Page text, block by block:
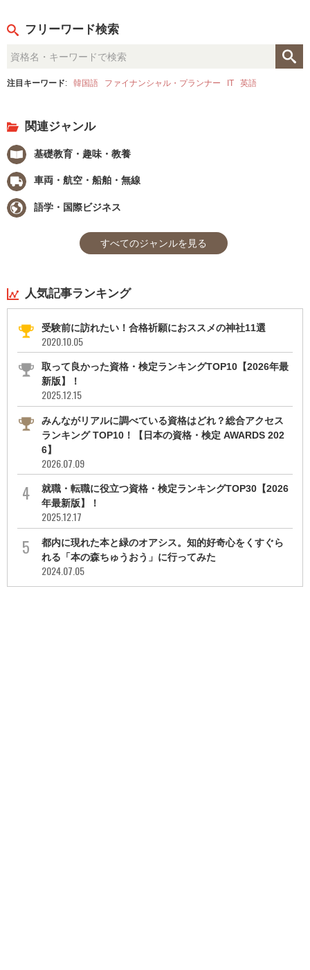
フリーワード検索
注目キーワード: 韓国語 ファイナンシャル・プランナー IT 英語
関連ジャンル
基礎教育・趣味・教養
車両・航空・船舶・無線
語学・国際ビジネス
すべてのジャンルを見る
人気記事ランキング
受験前に訪れたい！合格祈願におススメの神社11選
2020.10.05
取って良かった資格・検定ランキングTOP10【2026年最
新版】！
2025.12.15
みんながリアルに調べている資格はどれ？総合アクセス
ランキング TOP10！【日本の資格・検定 AWARDS 202
6】
2026.07.09
就職・転職に役立つ資格・検定ランキングTOP30【2026
年最新版】！
2025.12.17
都内に現れた本と緑のオアシス。知的好奇心をくすぐら
れる「本の森ちゅうおう」に行ってみた
2024.07.05